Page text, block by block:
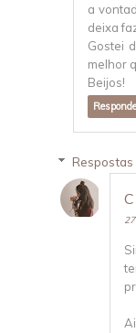
a
deixa
Gostei
melhor
Beijos!
Respostas